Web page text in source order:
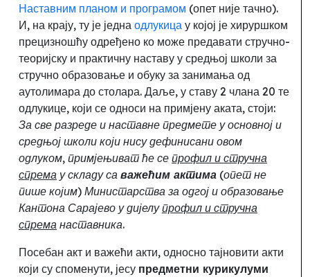
Наставним планом и програмом (опет није тачно).
И, на крају, ту је једна одлукица у којој је хируршком
прецизношћу одређено ко може предавати стручно-
теоријску и практичну наставу у средњој школи за
стручно образовање и обуку за занимања од
аутолимара до столара. Даље, у ставу 2 члана 20 те
одлукице, који се односи на примјену аката, стоји:
За све разреде и наставне предмете у основној и
средњој школи који нису дефинисани овом
одлуком, примјењиват ће се профил и стручна
спрема у складу са важећим актима (опет не
пише којим) Министарства за одгој и образовање
Кантона Сарајево у дијелупрофил и стручна
спрема наставника.
Посебан акт и важећи акти, односно тајновити акти
који су споменути, јесу предметни курикулуми